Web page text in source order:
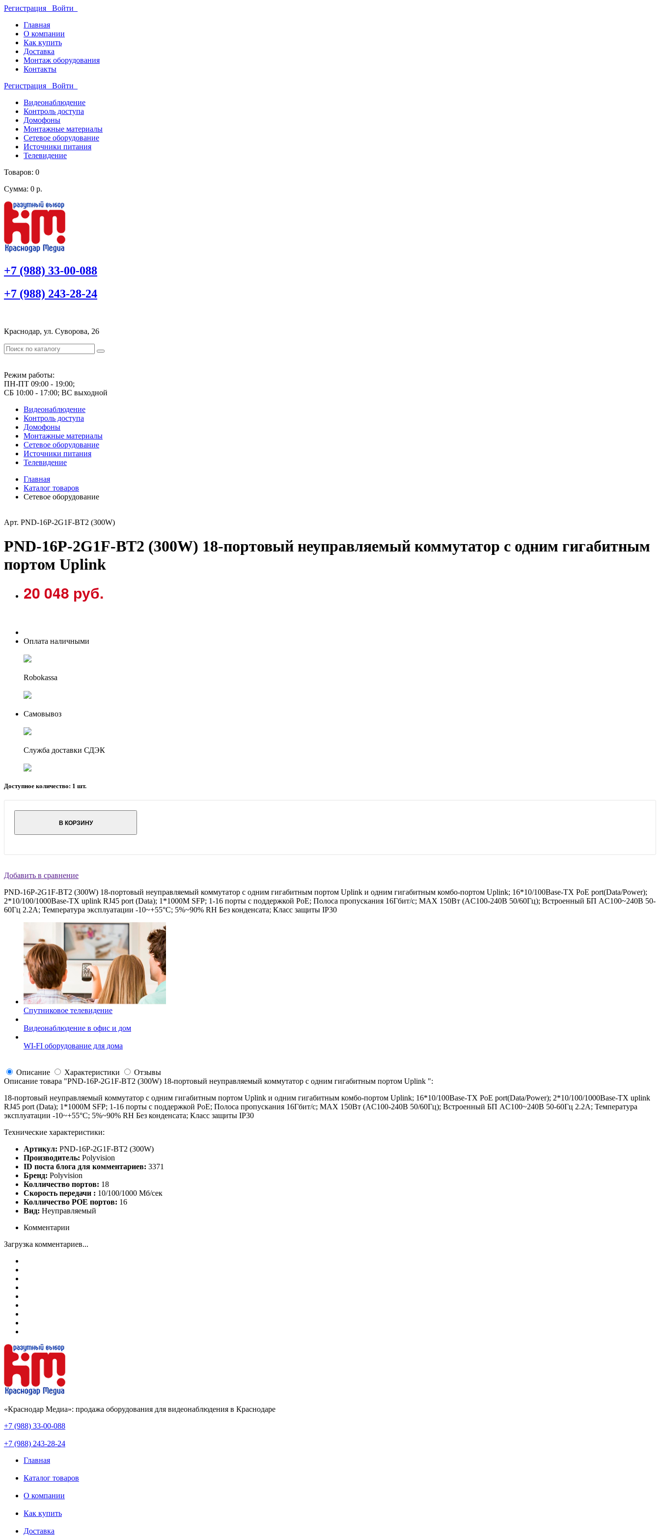
Регистрация Войти
Главная
О компании
Как купить
Доставка
Монтаж оборудования
Контакты
Регистрация Войти
Видеонаблюдение
Контроль доступа
Домофоны
Монтажные материалы
Сетевое оборудование
Источники питания
Телевидение
Товаров: 0
Сумма: 0 р.
+7 (988) 33-00-088
+7 (988) 243-28-24
Краснодар, ул. Суворова, 26
Режим работы:
ПН-ПТ 09:00 - 19:00;
СБ 10:00 - 17:00; ВС выходной
Видеонаблюдение
Контроль доступа
Домофоны
Монтажные материалы
Сетевое оборудование
Источники питания
Телевидение
Главная
Каталог товаров
Сетевое оборудование
Арт. PND-16P-2G1F-BT2 (300W)
PND-16P-2G1F-BT2 (300W) 18-портовый неуправляемый коммутатор с одним гигабитным
портом Uplink
20 048 руб.
Оплата наличными
Robokassa
Самовывоз
Служба доставки СДЭК
Доступное количество: 1 шт.
В КОРЗИНУ
Добавить в сравнение
PND-16P-2G1F-BT2 (300W) 18-портовый неуправляемый коммутатор с одним гигабитным портом Uplink и одним гигабитным комбо-портом Uplink; 16*10/100Base-TX PoE port(Data/Power);
2*10/100/1000Base-TX uplink RJ45 port (Data); 1*1000M SFP; 1-16 порты с поддержкой PoE; Полоса пропускания 16Гбит/с; MAX 150Вт (AC100-240В 50/60Гц); Встроенный БП AC100~240В 50-
60Гц 2.2A; Температура эксплуатации -10~+55°C; 5%~90% RH Без конденсата; Класс защиты IP30
Спутниковое телевидение
Видеонаблюдение в офис и дом
WI-FI оборудование для дома
Описание Характеристики
Отзывы
Описание товара "PND-16P-2G1F-BT2 (300W) 18-портовый неуправляемый коммутатор с одним гигабитным портом Uplink ":
18-портовый неуправляемый коммутатор с одним гигабитным портом Uplink и одним гигабитным комбо-портом Uplink; 16*10/100Base-TX PoE port(Data/Power); 2*10/100/1000Base-TX uplink
RJ45 port (Data); 1*1000M SFP; 1-16 порты с поддержкой PoE; Полоса пропускания 16Гбит/с; MAX 150Вт (AC100-240В 50/60Гц); Встроенный БП AC100~240В 50-60Гц 2.2A; Температура
эксплуатации -10~+55°C; 5%~90% RH Без конденсата; Класс защиты IP30
Технические характеристики:
Артикул: PND-16P-2G1F-BT2 (300W)
Производитель: Polyvision
ID поста блога для комментариев: 3371
Бренд: Polyvision
Колличество портов: 18
Скорость передачи : 10/100/1000 Мб/сек
Колличество POE портов: 16
Вид: Неуправляемый
Комментарии
Загрузка комментариев...
«Краснодар Медиа»: продажа оборудования для видеонаблюдения в Краснодаре
+7 (988) 33-00-088
+7 (988) 243-28-24
Главная
Каталог товаров
О компании
Как купить
Доставка